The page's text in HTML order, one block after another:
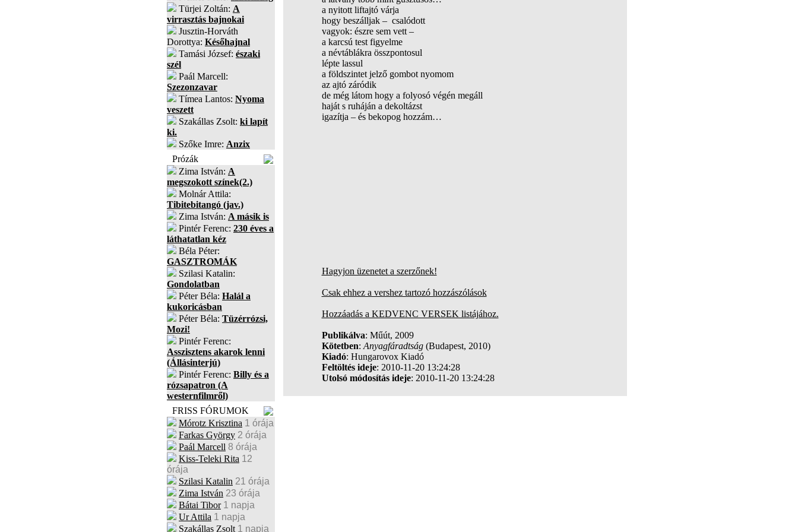
Türjei Zoltán: A
virrasztás bajnokai
Jusztin-Horváth
Dorottya: Későhajnal
Tamási József: északi
szél
Paál Marcell:
Szezonzavar
Tímea Lantos: Nyoma
veszett
Szakállas Zsolt: ki lapít
ki.
Szőke Imre: Anzix
Prózák
Zima István: A
megszokott színek(2.)
Molnár Attila:
Tibitebitangó (jav.)
Zima István: A másik is
Pintér Ferenc: 230 éves a
láthatatlan kéz
Béla Péter:
GASZTROMÁK
Szilasi Katalin:
Gondolatban
Péter Béla: Halál a
kukoricásban
Péter Béla: Tüzérrózsi,
Mozi!
Pintér Ferenc:
Asszisztens akarok lenni
(Állásinterjú)
Pintér Ferenc: Billy és a
rózsapatron (A
westernfilmről)
FRISS FÓRUMOK
Mórotz Krisztina 1 órája
Farkas György 2 órája
Paál Marcell 8 órája
Kiss-Teleki Rita 12
órája
Szilasi Katalin 21 órája
Zima István 23 órája
Bátai Tibor 1 napja
Ur Attila 1 napja
Szakállas Zsolt 1 napja
a nyitott liftajtó várja
hogy beszálljak – csalódott
vagyok: észre sem vett –
a karcsú test figyelme
a névtáblákra összpontosul
lépte lassul
a földszintet jelző gombot nyomom
az ajtó záródik
de még látom hogy a folyosó végén megáll
haját s ruháján a dekoltázst
igazítja – és bekopog hozzám…
Hagyjon üzenetet a szerzőnek!
Csak ehhez a vershez tartozó hozzászólások
Hozzáadás a KEDVENC VERSEK listájához.
Publikálva: Műút, 2009
Kötetben: Anyagfáradtság(Budapest, 2010)
Kiadó: Hungarovox Kiadó
Feltöltés ideje: 2010-11-20 13:24:28
Utolsó módosítás ideje: 2010-11-20 13:24:28